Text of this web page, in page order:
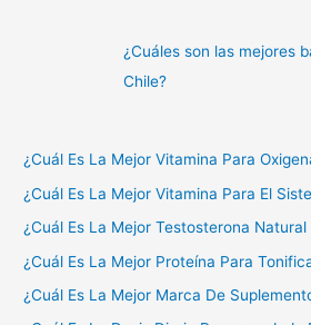
¿Cuáles son las mejores
Chile?
¿Cuál Es La Mejor Vitamina Para
¿Cuál Es La Mejor Vitamina Para El
¿Cuál Es La Mejor Testosterona
¿Cuál Es La Mejor Proteína Para
¿Cuál Es La Mejor Marca De